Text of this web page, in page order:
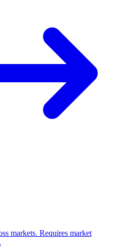
markets. Requires market